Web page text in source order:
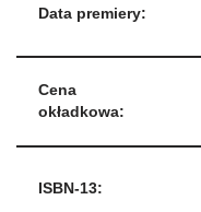
Data premiery:
Cena
okładkowa:
ISBN-13: